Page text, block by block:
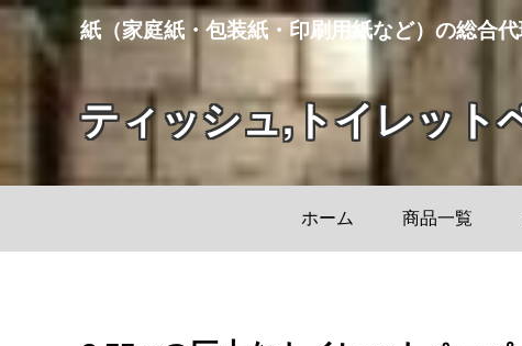
紙（家庭紙・包装紙・印刷用紙など）の総合
ティッシュ,トイレット
ホーム 商品一覧